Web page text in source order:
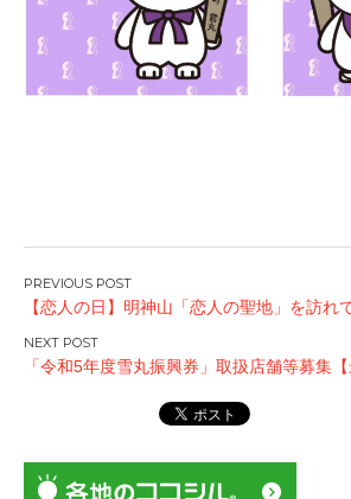
投
稿
ナ
ビ
シ
【恋人の日】明神山「恋人の聖地」を訪れ
「令和5年度雪丸振興券」取扱店舗等募集【